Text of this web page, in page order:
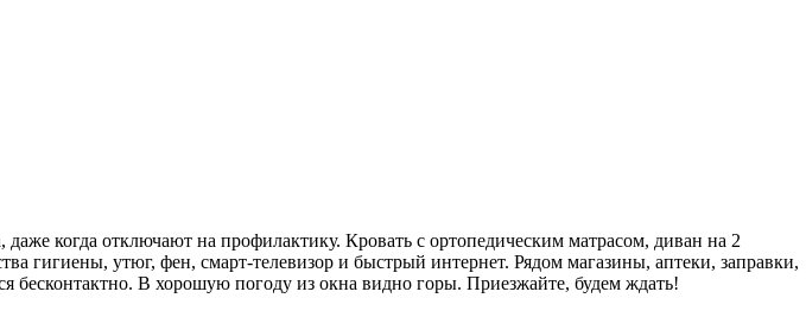
когда отключают на профилактику. Кровать с ортопедическим матрасом, диван на 2
гигиены, утюг, фен, смарт-телевизор и быстрый интернет. Рядом магазины, аптеки, заправки,
В хорошую погоду из окна видно горы. Приезжайте, будем ждать!